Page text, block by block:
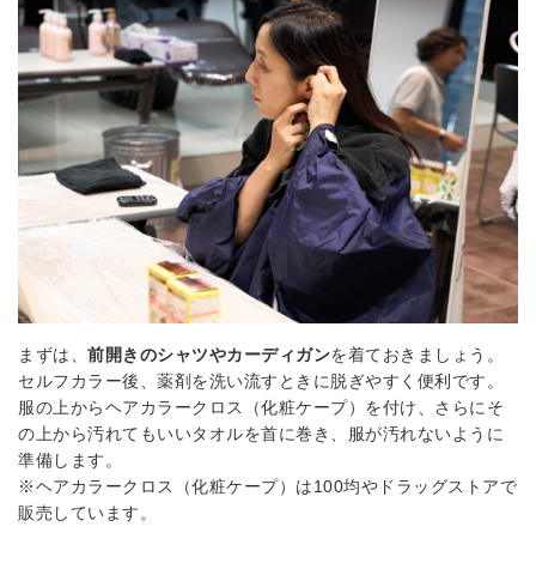
まずは、 前開きのシャツやカーディガンを着ておきましょう。
セルフカラー後、薬剤を洗い流すときに脱ぎやすく便利です。
服の上からヘアカラークロス（化粧ケープ）を付け、さらにそ
の上から汚れてもいいタオルを首に巻き、服が汚れないように
準備します。
※ヘアカラークロス（化粧ケープ）は100均やドラッグストアで
販売しています。